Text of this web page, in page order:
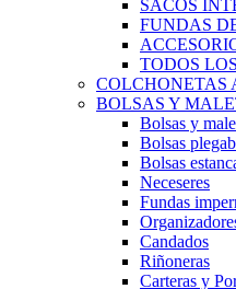
SACOS
FUNDAS
TODOS
COLCHONETAS
BOLSAS Y
Bolsas y
Bolsas
Bolsas
Neceseres
Fundas
Candados
Riñoneras
Carteras y